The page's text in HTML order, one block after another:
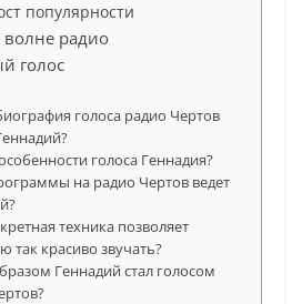
популярности
волне радио
голос
голоса радио Чертов
голоса Геннадия?
на радио Чертов ведет
техника позволяет
так красиво звучать?
Геннадий стал голосом